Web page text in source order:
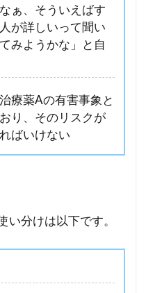
ぁ、そういえばす
が詳しいって聞い
みようかな」と自
療薬Aの有害事象と
り、そのリスクが
ばいけない
い分けは以下です。